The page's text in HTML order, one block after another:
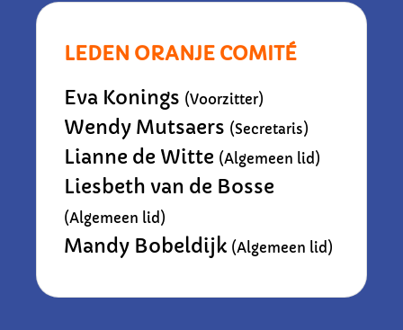
LEDEN ORANJE COMITÉ
Eva Konings (Voorzitter)
Wendy Mutsaers (Secretaris)
Lianne de Witte (Algemeen lid)
Liesbeth van de Bosse
(Algemeen lid)
Mandy Bobeldijk (Algemeen lid)